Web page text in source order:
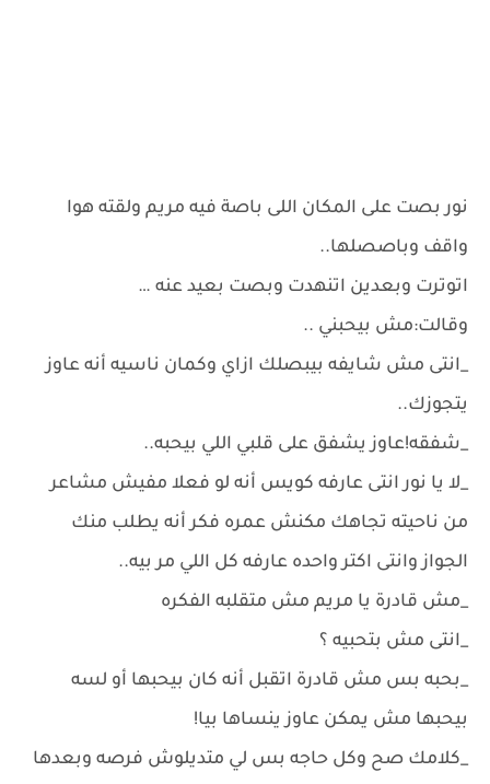
‏نور بصت على المكان اللى باصة فيه مريم ولقته هوا
واقف وباصصلها..
‏اتوترت وبعدين اتنهدت وبصت بعيد عنه …
‏وقالت:مش بيحبني ..
‏_انتى مش شايفه بيبصلك ازاي وكمان ناسيه أنه عاوز
يتجوزك..
‏_شفقه!عاوز يشفق على قلبي اللي بيحبه..
‏_لا يا نور انتى عارفه كويس أنه لو فعلا مفيش مشاعر
من ناحيته تجاهك مكنش عمره فكر أنه يطلب منك
الجواز وانتى اكتر واحده عارفه كل اللي مر بيه..
‏_مش قادرة يا مريم مش متقلبه الفكره
‏_انتى مش بتحبيه ؟
‏_بحبه بس مش قادرة اتقبل أنه كان بيحبها أو لسه
بيحبها مش يمكن عاوز ينساها بيا!
‏_كلامك صح وكل حاجه بس لي متديلوش فرصه وبعدها